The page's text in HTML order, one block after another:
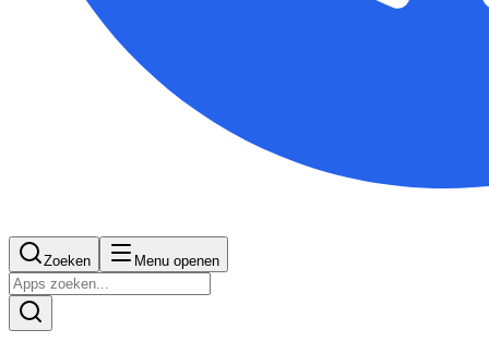
Zoeken Menu openen